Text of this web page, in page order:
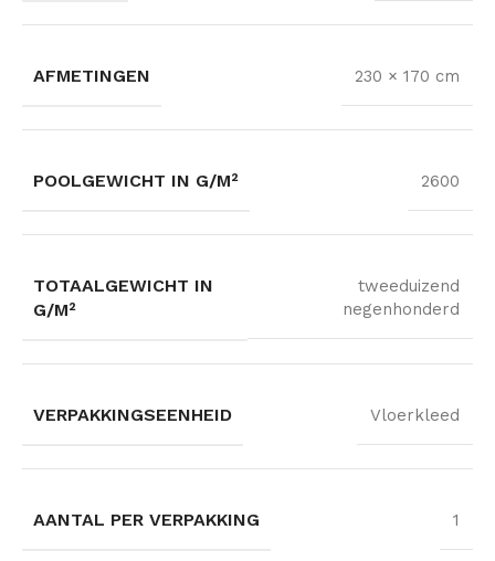
AFMETINGEN 230 × 170 cm
POOLGEWICHT IN G/M² 2600
TOTAALGEWICHT IN
G/M²
tweeduizend
negenhonderd
VERPAKKINGSEENHEID Vloerkleed
AANTAL PER VERPAKKING 1